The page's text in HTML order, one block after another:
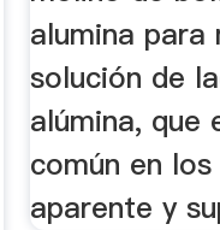
alumina
solución de
alúmina, que
común en
aparente y